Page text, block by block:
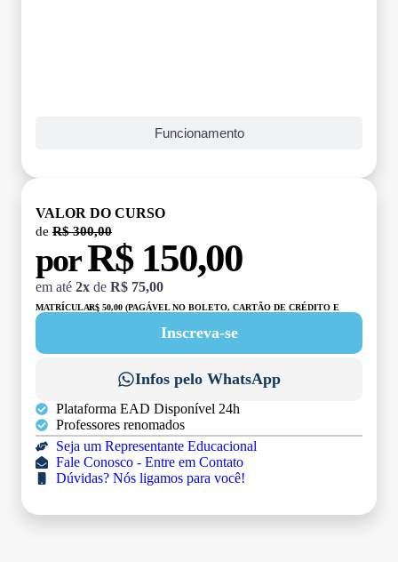
Funcionamento
VALOR DO CURSO
de R$ 300,00
porR$ 150,00
em até 2x de R$ 75,00
MATRÍCULA:R$ 50,00 (PAGÁVEL NO BOLETO, CARTÃO DE CRÉDITO E
Inscreva-se
Infos pelo WhatsApp
Plataforma EAD Disponível 24h
Professores renomados
Seja um Representante Educacional
Fale Conosco - Entre em Contato
Dúvidas? Nós ligamos para você!